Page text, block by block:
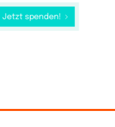
Jetzt spenden!